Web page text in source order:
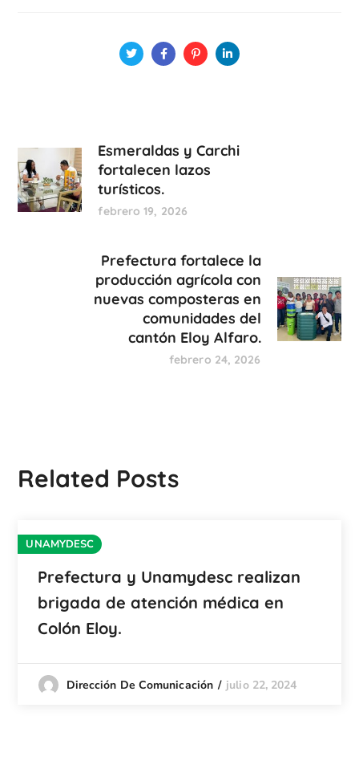
Esmeraldas y Carchi
fortalecen lazos
turísticos.
febrero 19, 2026
Prefectura fortalece la
producción agrícola con
nuevas composteras en
comunidades del
cantón Eloy Alfaro.
febrero 24, 2026
Related Posts
UNAMYDESC
Prefectura y Unamydesc realizan
brigada de atención médica en
Colón Eloy.
Dirección De Comunicación julio 22, 2024